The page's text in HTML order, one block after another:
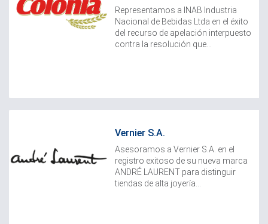
Representamos a INAB Industria
Nacional de Bebidas Ltda en el éxito
del recurso de apelación interpuesto
contra la resolución que...
Vernier S.A.
Asesoramos a Vernier S.A. en el
registro exitoso de su nueva marca
ANDRÉ LAURENT para distinguir
tiendas de alta joyería...